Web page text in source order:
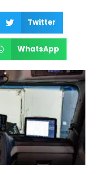
Twitter
WhatsApp